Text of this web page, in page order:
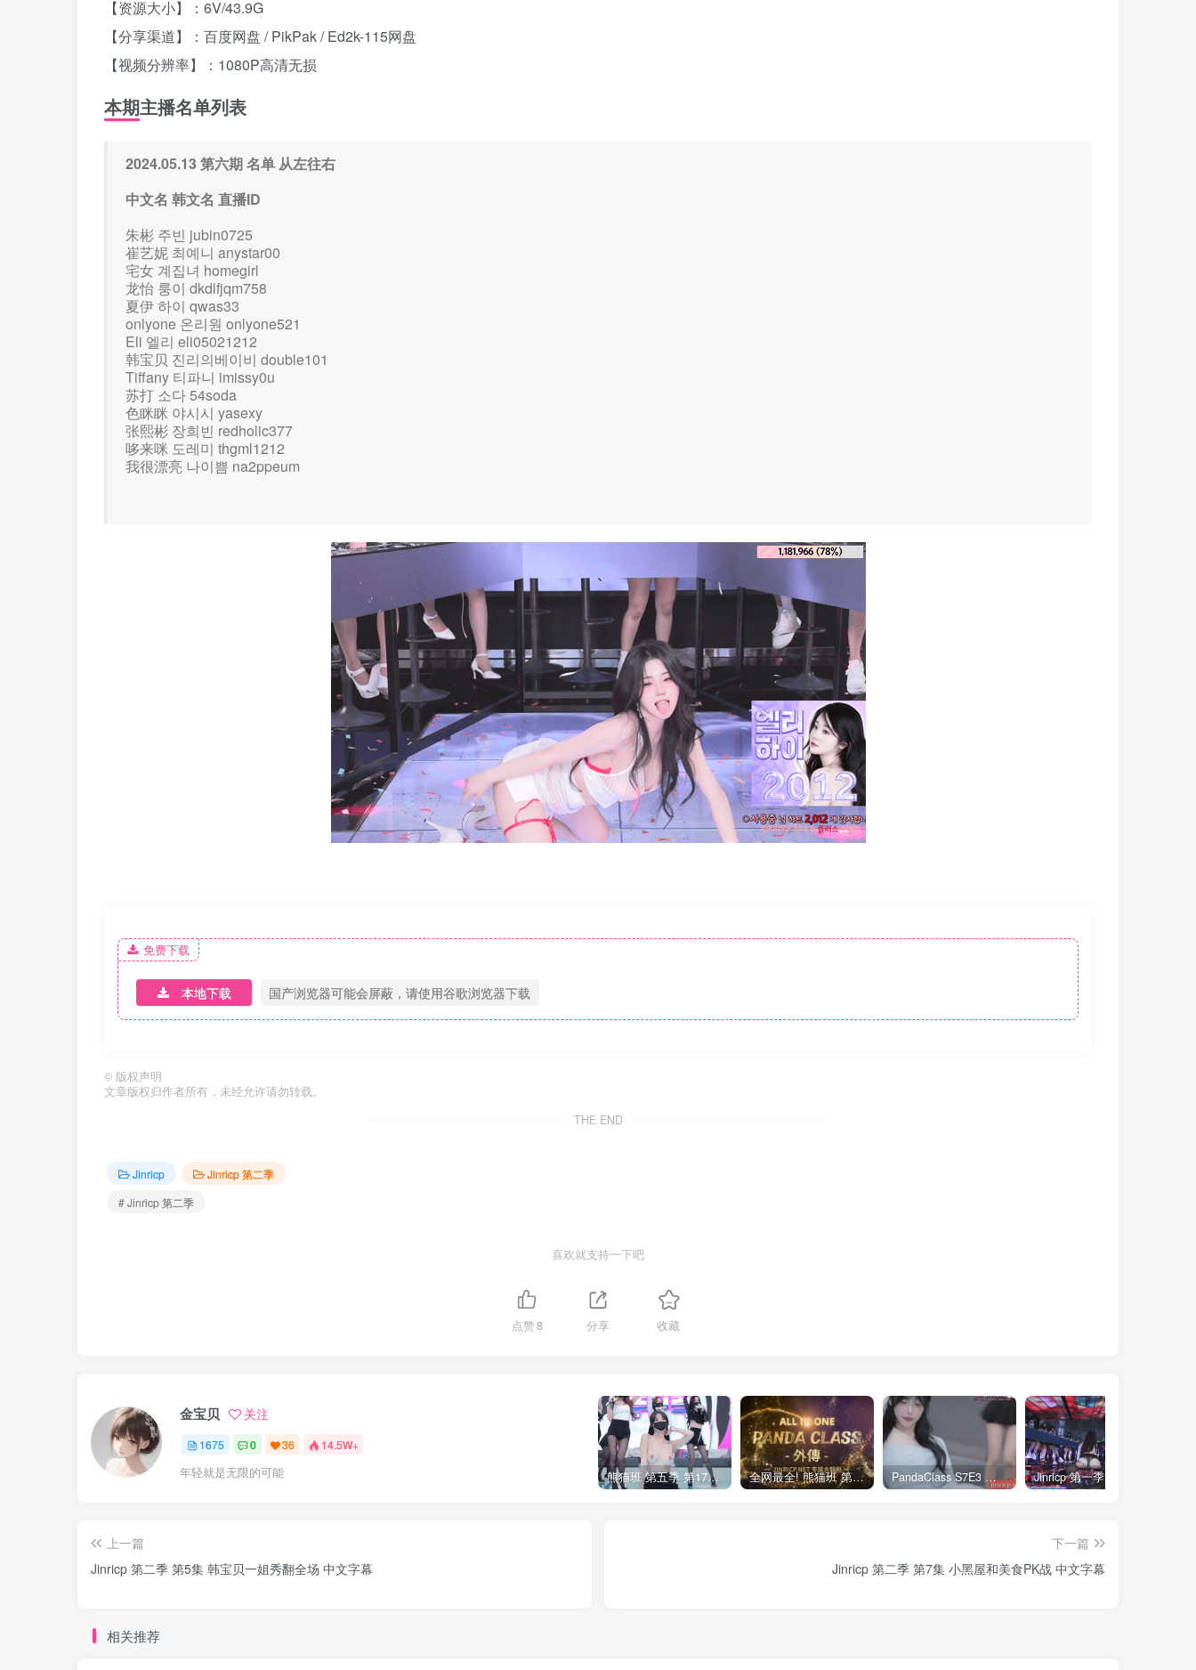
【资源大小】：6V/43.9G
【分享渠道】：百度网盘 / PikPak / Ed2k-115网盘
【视频分辨率】：1080P高清无损
本期主播名单列表
2024.05.13 第六期 名单 从左往右
中文名 韩文名 直播ID
朱彬 주빈 jubin0725
崔艺妮 최예니 anystar00
宅女 계집녀 homegirl
龙怡 룽이 dkdlfjqm758
夏伊 하이 qwas33
onlyone 온리원 onlyone521
Eli 엘리 eli05021212
韩宝贝 진리의베이비 double101
Tiffany 티파니 imissy0u
苏打 소다 54soda
色眯眯 야시시 yasexy
张熙彬 장희빈 redholic377
哆来咪 도레미 thgml1212
我很漂亮 나이쁨 na2ppeum
免费下载
本地下载 国产浏览器可能会屏蔽，请使用谷歌浏览器下载
© 版权声明
文章版权归作者所有，未经允许请勿转载。
THE END
Jinricp
Jinricp 第二季
# Jinricp 第二季
喜欢就支持一下吧
点赞8 分享 收藏
金宝贝 关注
1675 0 36 14.5W+
年轻就是无限的可能 熊猫班 第五季 第17期 最终职级赛&完结 全网最全! 熊猫班 第6季 外传 SpinOff 全集 All in one 合集版 中英韩简繁字幕外挂版 PandaClass S7E3 熊猫班 第7季 第3期 二十一点日 中英韩简繁字幕
上一篇
Jinricp 第二季 第5集 韩宝贝一姐秀翻全场 中文字幕
下一篇
Jinricp 第二季 第7集 小黑屋和美食PK战 中文字幕
相关推荐